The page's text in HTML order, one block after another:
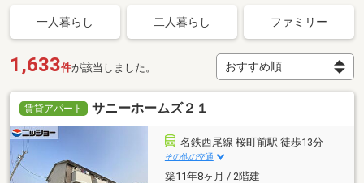
一人暮らし 二人暮らし ファミリー
1,633件が該当しました。
賃貸アパート サニーホームズ２１
名鉄西尾線 桜町前駅 徒歩13分
その他の交通
築11年8ヶ月 / 2階建